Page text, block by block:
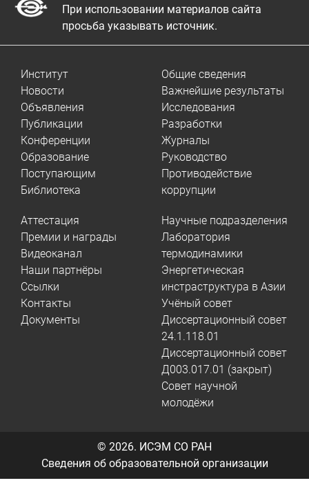
При использовании материалов сайта
просьба указывать источник.
Институт
Новости
Объявления
Публикации
Конференции
Образование
Поступающим
Библиотека
Общие сведения
Важнейшие результаты
Исследования
Разработки
Журналы
Руководство
Противодействие
коррупции
Аттестация
Премии и награды
Видеоканал
Наши партнёры
Ссылки
Контакты
Документы
Научные подразделения
Лаборатория
термодинамики
Энергетическая
инстраструктура в Азии
Учёный совет
Диссертационный совет
24.1.118.01
Диссертационный совет
Д003.017.01 (закрыт)
Совет научной
молодёжи
© 2026. ИСЭМ СО РАН
Сведения об образовательной организации